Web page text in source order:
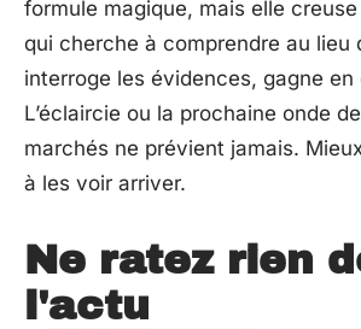
formule magique, mais elle
qui cherche à comprendre au lieu
interroge les évidences, gagne
L’éclaircie ou la prochaine onde
marchés ne prévient jamais.
à les voir arriver.
Ne ratez rien
l'actu